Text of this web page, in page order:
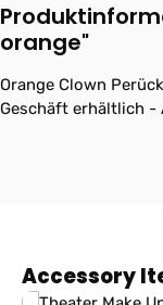
orange"
Orange Clown
Geschäft erhältlich -
Produktgalerie
Accessory